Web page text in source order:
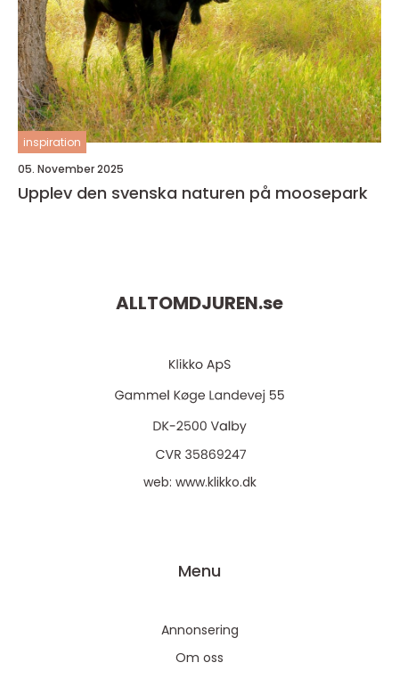
inspiration
05. November 2025
Upplev den svenska naturen på moosepark
ALLTOMDJUREN.se
web: www.klikko.dk
Menu
Annonsering
Om oss